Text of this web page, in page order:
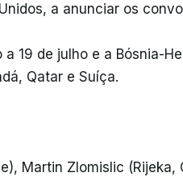
a anunciar os
19 de julho e a Bósnia-
Qatar e Suíça.
Martin Zlomislic (Rijeka,